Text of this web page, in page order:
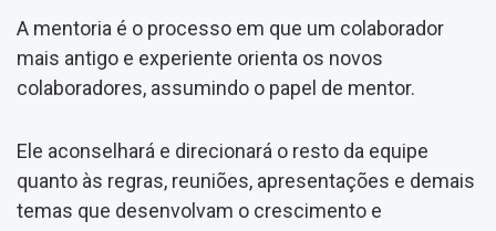
A mentoria é o processo em que um colaborador
mais antigo e experiente orienta os novos
colaboradores, assumindo o papel de mentor.
Ele aconselhará e direcionará o resto da equipe
quanto às regras, reuniões, apresentações e demais
temas que desenvolvam o crescimento e